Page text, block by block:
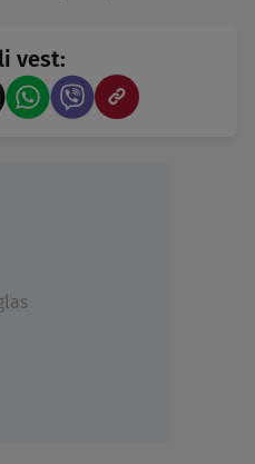
vest: